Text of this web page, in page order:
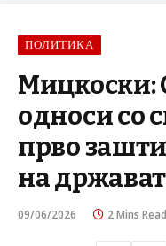
ПОЛИТИКА
Мицкоски:
односи со
прво
на
09/06/2026 2 Mins Read